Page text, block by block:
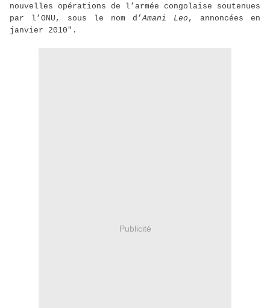
nouvelles opérations de l’armée congolaise soutenues
par l’ONU, sous le nom d’Amani Leo , annoncées en
janvier 2010".
Publicité